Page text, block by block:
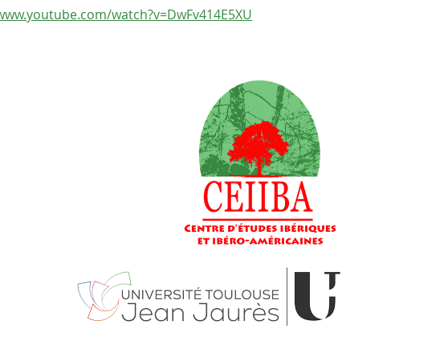
watch?v=DwFv414E5XU